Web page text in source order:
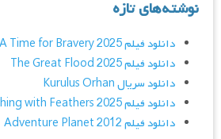
نوشته‌های تازه
دانلود فیلم A Time for Bravery 2025
دانلود فیلم The Great Flood 2025
دانلود سریال Kurulus Orhan
دانلود فیلم The Thing with Feathers 2025
دانلود فیلم Adventure Planet 2012